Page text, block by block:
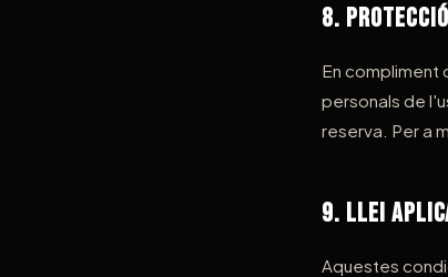
8. Protecció
En compliment
personals de
reserva. Per a
9. Llei
Aquestes